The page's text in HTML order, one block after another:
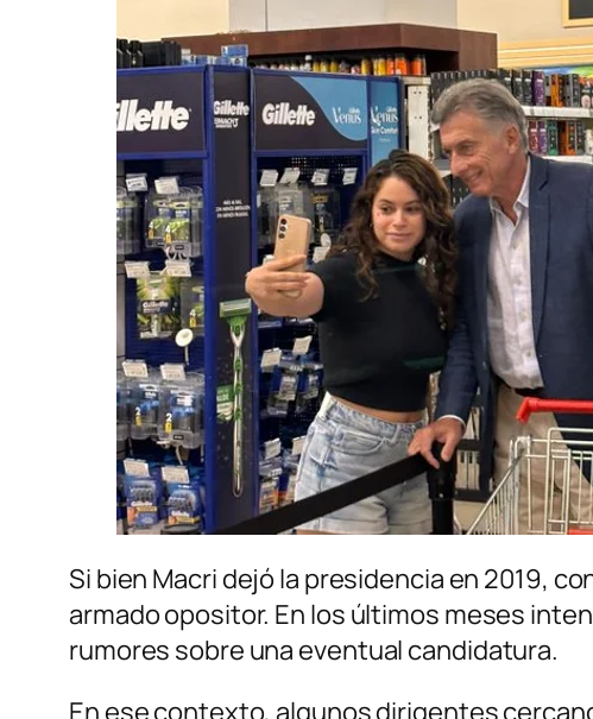
Si bien Macri dejó la presidencia en 2019,
armado opositor. En los últimos meses
rumores sobre una eventual candidatura.